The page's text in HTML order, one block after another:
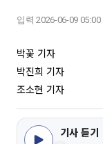
입력 2026-06-09 05:00
박꽃 기자
박진희 기자
조소현 기자
기사 듣기